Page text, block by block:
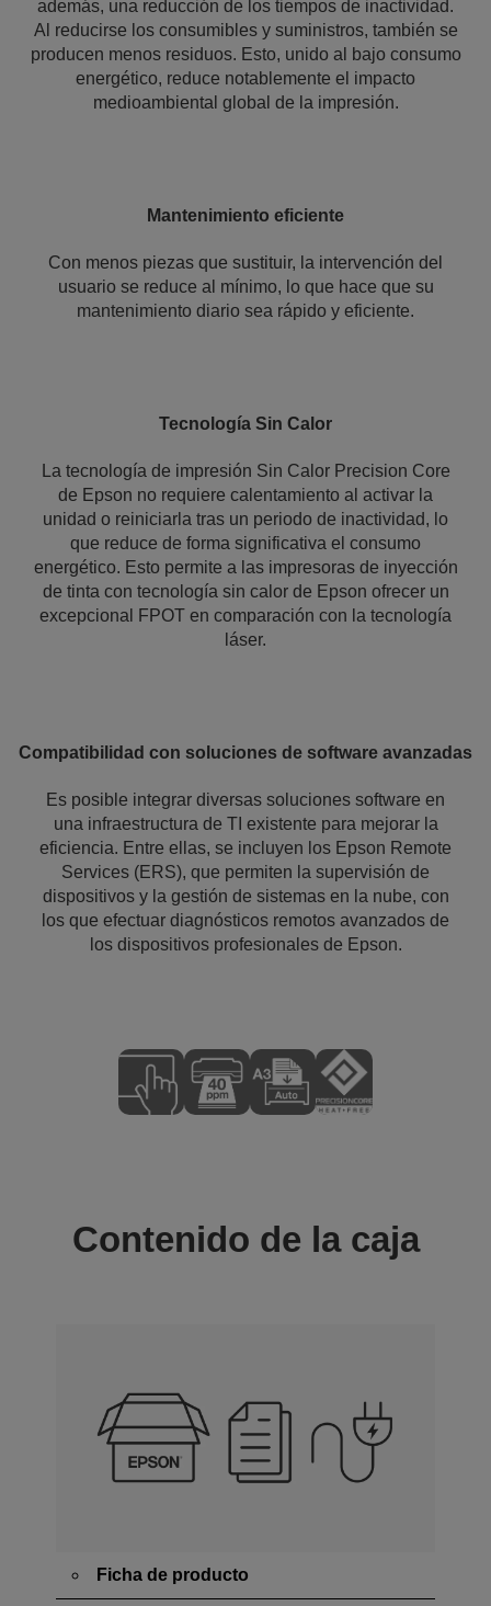
además, una reducción de los tiempos de inactividad.
Al reducirse los consumibles y suministros, también se
producen menos residuos. Esto, unido al bajo consumo
energético, reduce notablemente el impacto
medioambiental global de la impresión.
Mantenimiento eficiente
Con menos piezas que sustituir, la intervención del
usuario se reduce al mínimo, lo que hace que su
mantenimiento diario sea rápido y eficiente.
Tecnología Sin Calor
La tecnología de impresión Sin Calor Precision Core
de Epson no requiere calentamiento al activar la
unidad o reiniciarla tras un periodo de inactividad, lo
que reduce de forma significativa el consumo
energético. Esto permite a las impresoras de inyección
de tinta con tecnología sin calor de Epson ofrecer un
excepcional FPOT en comparación con la tecnología
láser.
Compatibilidad con soluciones de software avanzadas
Es posible integrar diversas soluciones software en
una infraestructura de TI existente para mejorar la
eficiencia. Entre ellas, se incluyen los Epson Remote
Services (ERS), que permiten la supervisión de
dispositivos y la gestión de sistemas en la nube, con
los que efectuar diagnósticos remotos avanzados de
los dispositivos profesionales de Epson.
Contenido de la caja
Ficha de producto